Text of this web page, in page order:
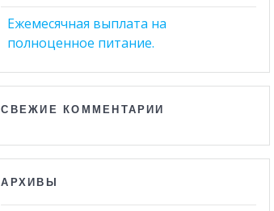
Ежемесячная выплата на
полноценное питание.
СВЕЖИЕ КОММЕНТАРИИ
АРХИВЫ